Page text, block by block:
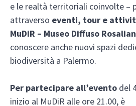
e le realtà territoriali coinvolte –
attraverso eventi, tour e
MuDiR – Museo Diffuso
conoscere anche nuovi spazi
biodiversità a Palermo.
Per partecipare all’evento del
inizio al MuDiR alle ore 21.00, è